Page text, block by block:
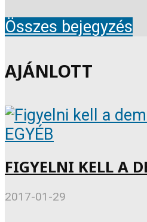
Összes bejegyzés
AJÁNLOTT
EGYÉB
FIGYELNI KELL A
2017-01-29